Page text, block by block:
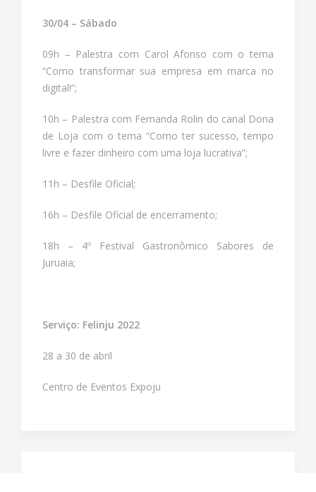
30/04 – Sábado
09h – Palestra com Carol Afonso com o tema
“Como transformar sua empresa em marca no
digital!”;
10h – Palestra com Fernanda Rolin do canal Dona
de Loja com o tema “Como ter sucesso, tempo
livre e fazer dinheiro com uma loja lucrativa”;
11h – Desfile Oficial;
16h – Desfile Oficial de encerramento;
18h – 4º Festival Gastronômico Sabores de
Juruaia;
Serviço: Felinju 2022
28 a 30 de abril
Centro de Eventos Expoju